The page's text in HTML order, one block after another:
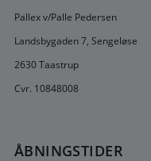
Pallex v/Palle Pedersen
Landsbygaden 7, Sengeløse
2630 Taastrup
Cvr. 10848008
ÅBNINGSTIDER